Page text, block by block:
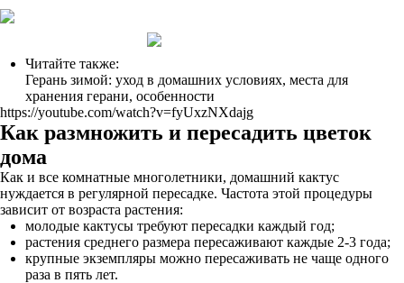
Читайте также:
Герань зимой: уход в домашних условиях, места для
хранения герани, особенности
https://youtube.com/watch?v=fyUxzNXdajg
Как размножить и пересадить цветок
дома
Как и все комнатные многолетники, домашний кактус
нуждается в регулярной пересадке. Частота этой процедуры
зависит от возраста растения:
молодые кактусы требуют пересадки каждый год;
растения среднего размера пересаживают каждые 2-3 года;
крупные экземпляры можно пересаживать не чаще одного
раза в пять лет.